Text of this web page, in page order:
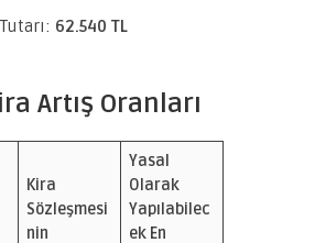
62.540 TL
Artış Oranları
Kira
Sözleşmesi
nin
Yasal
Olarak
Yapılabilec
ek En